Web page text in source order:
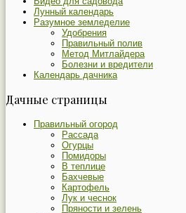
Лунный календарь
Разумное земледелие
Удобрения
Правильный полив
Метод Митлайдера
Болезни и вредители
Календарь дачника
Дачные страницы
Правильный огород
Рассада
Огурцы
Помидоры
В теплице
Бахчевые
Картофель
Лук и чеснок
Пряности и зелень